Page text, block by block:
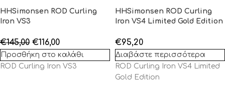
HHSimonsen ROD Curling
Iron VS3
€145,00 €116,00
Προσθήκη στο καλάθι
ROD Curling Iron VS3
HHSimonsen ROD Curling
Iron VS4 Limited Gold Edition
€95,20
Διαβάστε περισσότερα
ROD Curling Iron VS4 Limited
Gold Edition